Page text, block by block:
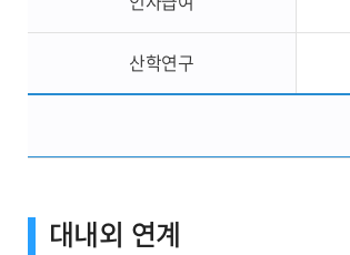
산학연구
대내외 연계